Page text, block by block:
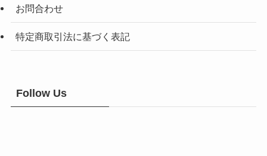
お問合わせ
特定商取引法に基づく表記
Follow Us